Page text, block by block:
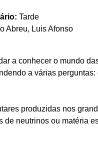
Tarde
Abreu, Luis Afonso
a conhecer o mundo
a várias
produzidas nos
de neutrinos ou matéria